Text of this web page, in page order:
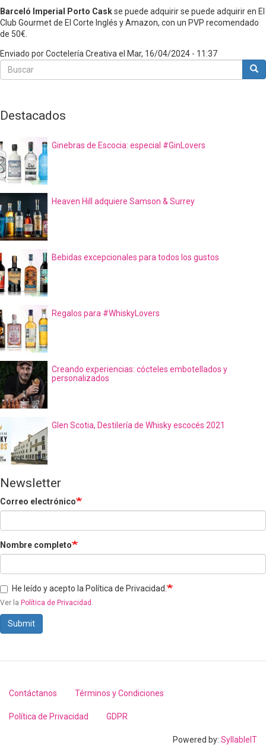
Barceló Imperial Porto Caskse puede adquirir se puede adquirir en El
Club Gourmet de El Corte Inglés y Amazon, con un PVP recomendado
de 50€.
Enviado porCoctelería Creativael Mar, 16/04/2024 - 11:37
Buscar
Buscar
Destacados
Ginebras de Escocia: especial #GinLovers
Heaven Hill adquiere Samson & Surrey
Bebidas excepcionales para todos los gustos
Regalos para #WhiskyLovers
Creando experiencias: cócteles embotellados y
personalizados
Glen Scotia, Destilería de Whisky escocés 2021
Newsletter
Correo electrónico
Nombre completo
He leído y acepto la Política de Privacidad.
Ver la Política de Privacidad .
Submit
Footer
menu
Contáctanos Términos y Condiciones
Política de Privacidad GDPR
Powered by: SyllableIT